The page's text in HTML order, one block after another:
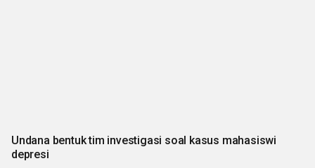
Undana bentuk tim investigasi soal kasus mahasiswi
depresi